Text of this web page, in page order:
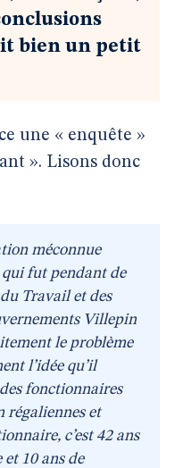
bien un petit
une « enquête »
». Lisons donc
méconnue
fut pendant de
Travail et des
Villepin
le problème
l’idée qu’il
fonctionnaires
régaliennes et
c’est 42 ans
10 ans de